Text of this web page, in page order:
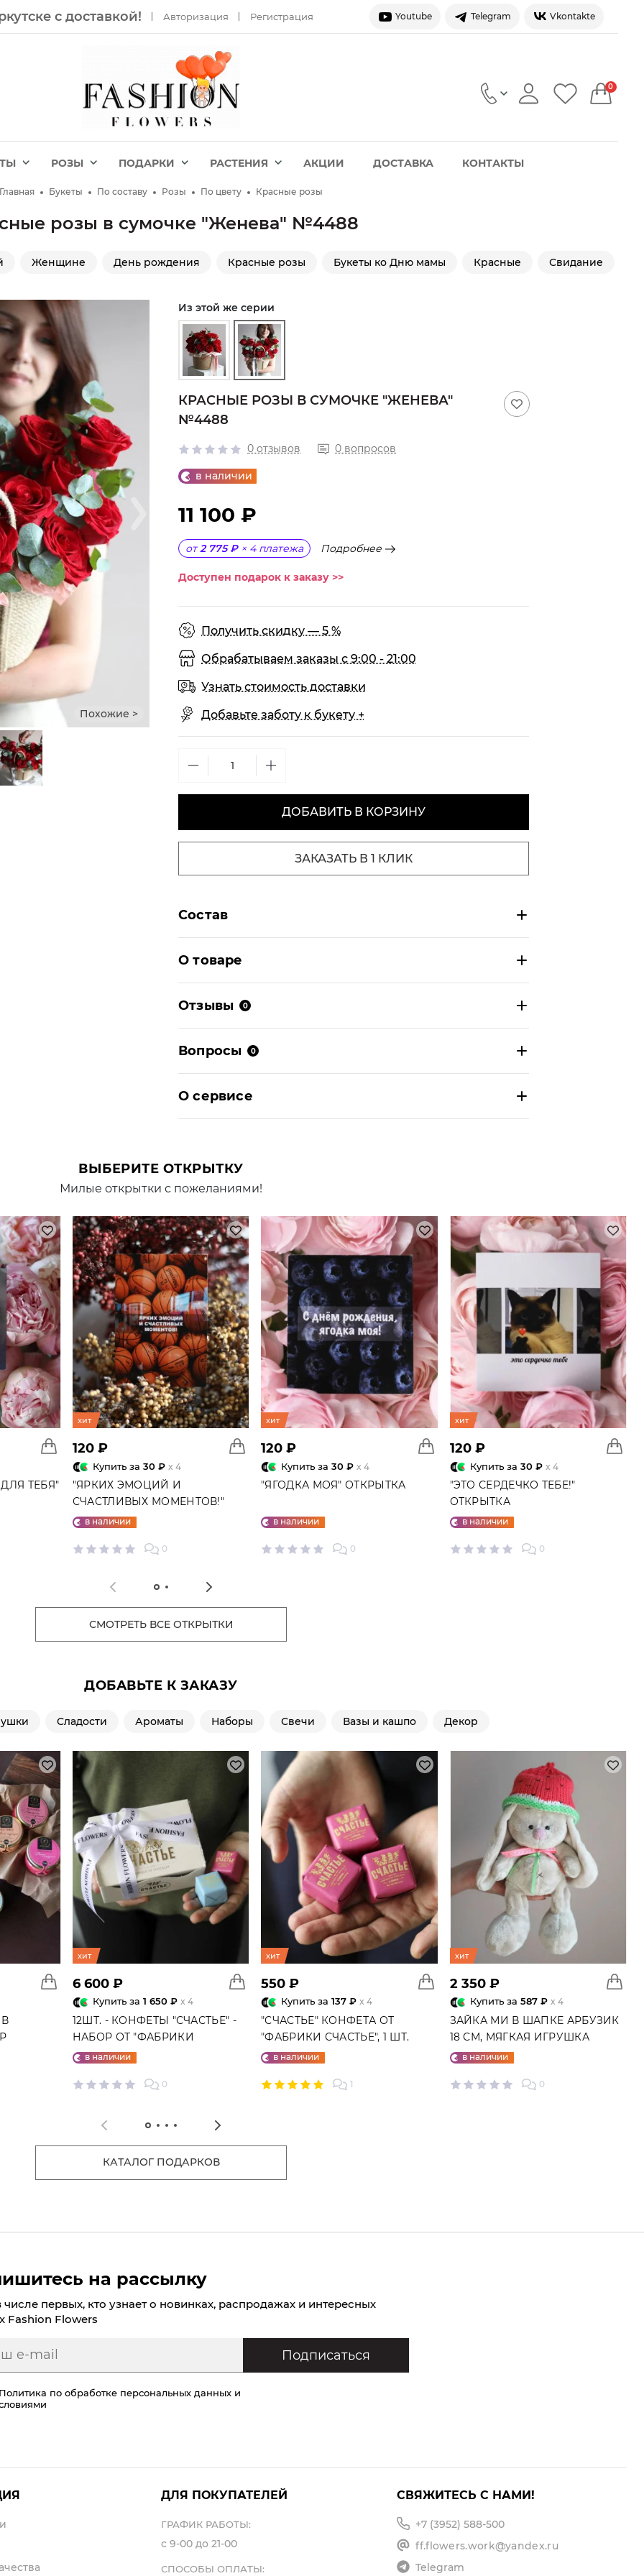
с доставкой! Авторизация Регистрация Youtube Telegram Vkontakte
0
РОЗЫ ПОДАРКИ РАСТЕНИЯ АКЦИИ ДОСТАВКА КОНТАКТЫ
Главная Букеты По составу Розы По цвету Красные розы
розы в сумочке "Женева" №4488
Женщине День рождения Красные розы Букеты ко Дню мамы Красные Свидание
Похожие >
Из этой же серии
КРАСНЫЕ РОЗЫ В СУМОЧКЕ "ЖЕНЕВА"
№4488
0 отзывов 0 вопросов
в наличии
11 100 ₽
от 2 775 ₽ × 4 платежа Подробнее
Доступен подарок к заказу >>
Получить скидку — 5 %
Обрабатываем заказы с 9:00 - 21:00
Узнать стоимость доставки
Добавьте заботу к букету +
ДОБАВИТЬ В КОРЗИНУ
ЗАКАЗАТЬ В 1 КЛИК
Состав
О товаре
Отзывы 0
Вопросы 0
О сервисе
ВЫБЕРИТЕ ОТКРЫТКУ
Милые открытки с пожеланиями!
ТЕБЯ"
хит
120 ₽
Купить за 30 ₽ x 4
"ЯРКИХ ЭМОЦИЙ И
СЧАСТЛИВЫХ МОМЕНТОВ!"
ОТКРЫТКА
в наличии
0
хит
120 ₽
Купить за 30 ₽ x 4
"ЯГОДКА МОЯ" ОТКРЫТКА
в наличии
0
хит
120 ₽
Купить за 30 ₽ x 4
"ЭТО СЕРДЕЧКО ТЕБЕ!"
ОТКРЫТКА
в наличии
0
СМОТРЕТЬ ВСЕ ОТКРЫТКИ
ДОБАВЬТЕ К ЗАКАЗУ
Сладости Ароматы Наборы Свечи Вазы и кашпо Декор
хит
6 600 ₽
Купить за 1 650 ₽ x 4
12ШТ. - КОНФЕТЫ "СЧАСТЬЕ" -
НАБОР ОТ "ФАБРИКИ
СЧАСТЬЕ"
в наличии
0
хит
550 ₽
Купить за 137 ₽ x 4
"СЧАСТЬЕ" КОНФЕТА ОТ
"ФАБРИКИ СЧАСТЬЕ", 1 ШТ.
в наличии
1
хит
2 350 ₽
Купить за 587 ₽ x 4
ЗАЙКА МИ В ШАПКЕ АРБУЗИК
18 СМ, МЯГКАЯ ИГРУШКА
в наличии
0
КАТАЛОГ ПОДАРКОВ
на рассылку
числе первых, кто узнает о новинках, распродажах и интересных
Fashion Flowers
по обработке персональных данных и
Подписаться
ДЛЯ ПОКУПАТЕЛЕЙ
ГРАФИК РАБОТЫ:
с 9-00 до 21-00
СПОСОБЫ ОПЛАТЫ:
СВЯЖИТЕСЬ С НАМИ!
+7 (3952) 588-500
ff.flowers.work@yandex.ru
Telegram